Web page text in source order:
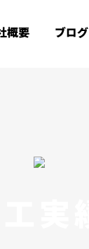
概要 ブログ